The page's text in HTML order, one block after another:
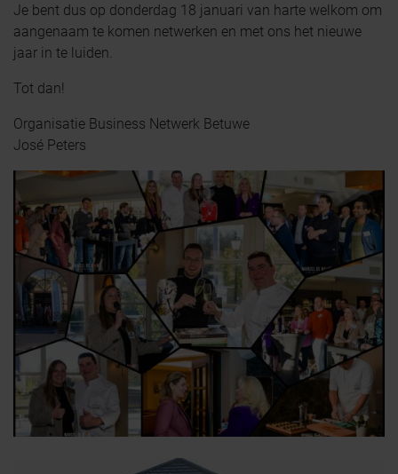
Je bent dus op donderdag 18 januari van harte welkom om
aangenaam te komen netwerken en met ons het nieuwe
jaar in te luiden.
Tot dan!
Organisatie Business Netwerk Betuwe
José Peters